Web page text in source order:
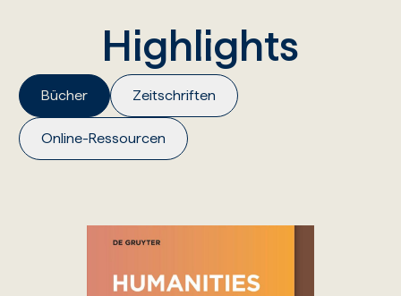
Highlights
Bücher Zeitschriften
Online-Ressourcen